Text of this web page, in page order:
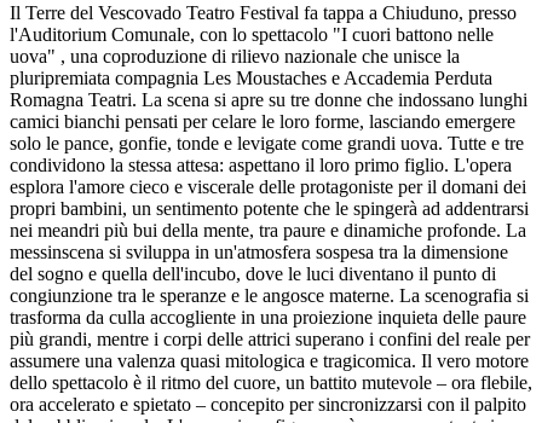
Il Terre del Vescovado Teatro Festival fa tappa a Chiuduno, presso
l'Auditorium Comunale, con lo spettacolo "I cuori battono nelle
uova" , una coproduzione di rilievo nazionale che unisce la
pluripremiata compagnia Les Moustaches e Accademia Perduta
Romagna Teatri. La scena si apre su tre donne che indossano lunghi
camici bianchi pensati per celare le loro forme, lasciando emergere
solo le pance, gonfie, tonde e levigate come grandi uova. Tutte e tre
condividono la stessa attesa: aspettano il loro primo figlio. L'opera
esplora l'amore cieco e viscerale delle protagoniste per il domani dei
propri bambini, un sentimento potente che le spingerà ad addentrarsi
nei meandri più bui della mente, tra paure e dinamiche profonde. La
messinscena si sviluppa in un'atmosfera sospesa tra la dimensione
del sogno e quella dell'incubo, dove le luci diventano il punto di
congiunzione tra le speranze e le angosce materne. La scenografia si
trasforma da culla accogliente in una proiezione inquieta delle paure
più grandi, mentre i corpi delle attrici superano i confini del reale per
assumere una valenza quasi mitologica e tragicomica. Il vero motore
dello spettacolo è il ritmo del cuore, un battito mutevole – ora flebile,
ora accelerato e spietato – concepito per sincronizzarsi con il palpito